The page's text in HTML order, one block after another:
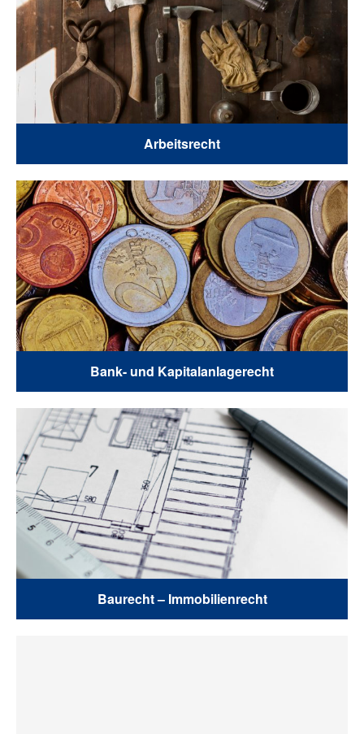
Arbeitsrecht
Bank- und Kapitalanlagerecht
Baurecht – Immobilienrecht